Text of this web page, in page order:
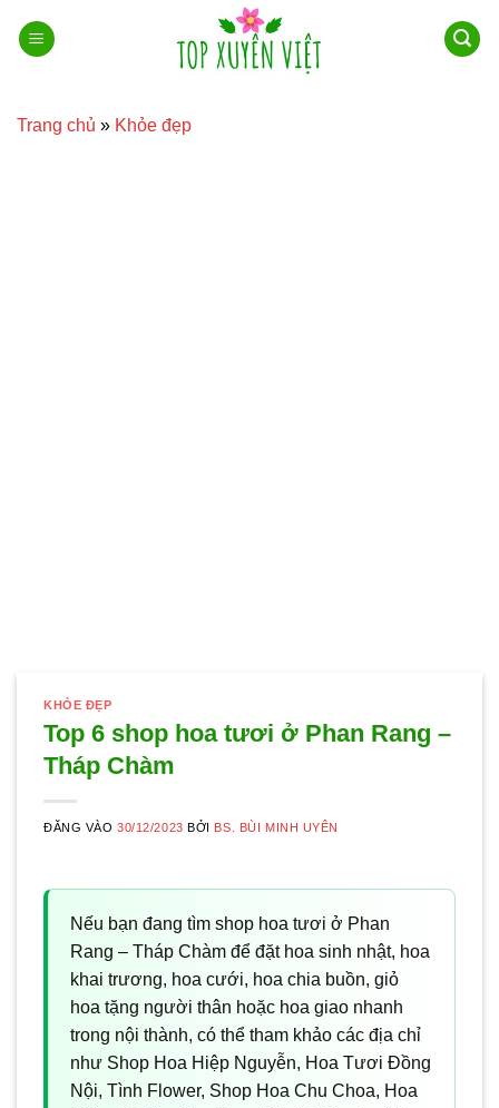
qua
Trang chủ » Khỏe đẹp
KHỎE ĐẸP
Top 6 shop hoa tươi ở Phan Rang –
Tháp Chàm
ĐĂNG VÀO30/12/2023 BỞI BS. BÙI MINH UYÊN
Nếu bạn đang tìm shop hoa tươi ở Phan
Rang – Tháp Chàm để đặt hoa sinh nhật, hoa
khai trương, hoa cưới, hoa chia buồn, giỏ
hoa tặng người thân hoặc hoa giao nhanh
trong nội thành, có thể tham khảo các địa chỉ
như Shop Hoa Hiệp Nguyễn, Hoa Tươi Đồng
Nội, Tình Flower, Shop Hoa Chu Choa, Hoa